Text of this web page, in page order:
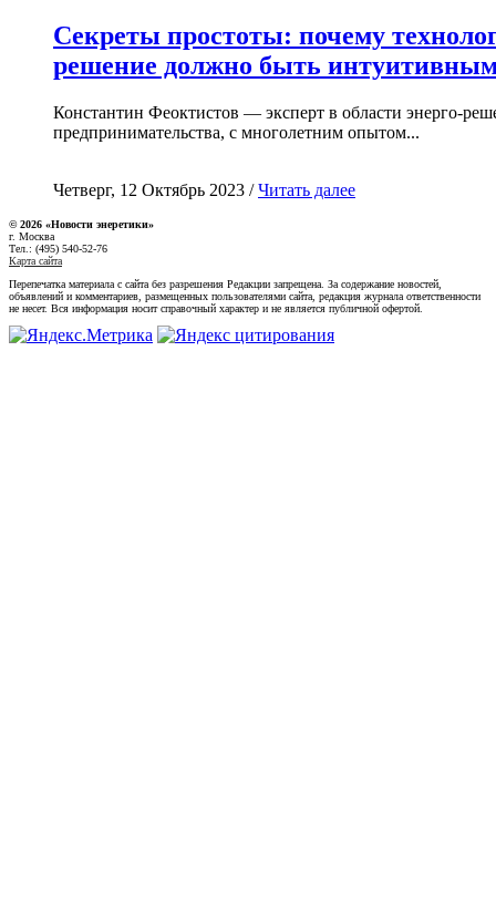
Секреты простоты: почему
решение должно быть
Константин Феоктистов — эксперт в области энерго-
предпринимательства, с многолетним опытом...
Четверг, 12 Октябрь 2023 /Читать далее
© 2026 «Новости энеретики»
г. Москва
Тел.: (495) 540-52-76
Карта сайта
Перепечатка материала с сайта без разрешения Редакции запрещена. За содержание новостей,
объявлений и комментариев, размещенных пользователями сайта, редакция журнала ответственности
не несет. Вся информация носит справочный характер и не является публичной офертой.